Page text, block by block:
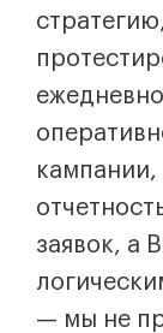
заявок, а
— мы не